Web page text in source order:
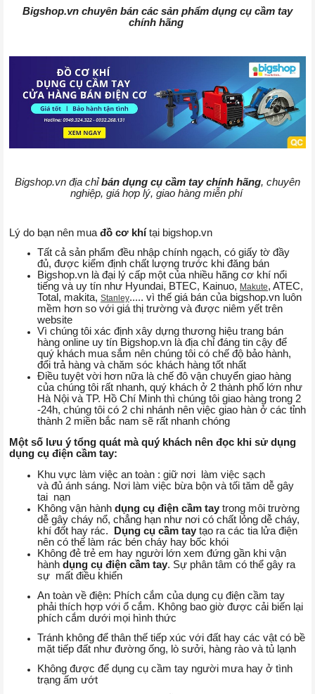
Bigshop.vn chuyên bán các sản phẩm dụng cụ cầm tay
chính hãng
Bigshop.vn địa chỉbán dụng cụ cầm tay chính hãng, chuyên
nghiệp, giá hợp lý, giao hàng miễn phí
Lý do bạn nên muađồ cơ khí tại bigshop.vn
Tất cả sản phẩm đều nhập chính ngạch, có giấy tờ đầy
đủ, được kiểm định chất lượng trước khi đăng bán
Bigshop.vn là đại lý cấp một của nhiều hãng cơ khí nổi
tiếng và uy tín như Hyundai, BTEC, Kainuo, Makute, ATEC,
Total, makita, Stanley..... vì thế giá bán của bigshop.vn luôn
mềm hơn so với giá thị trường và được niêm yết trên
website
Vì chúng tôi xác định xây dựng thương hiệu trang bán
hàng online uy tín Bigshop.vn là địa chỉ đáng tin cậy để
quý khách mua sắm nên chúng tôi có chế độ bảo hành,
đổi trả hàng và chăm sóc khách hàng tốt nhất
Điều tuyệt vời hơn nữa là chế đô vận chuyển giao hàng
của chúng tôi rất nhanh, quý khách ở 2 thành phố lớn như
Hà Nội và TP. Hồ Chí Minh thì chúng tôi giao hàng trong 2
-24h, chúng tôi có 2 chi nhánh nên việc giao hàn ở các tỉnh
thành 2 miền bắc nam sẽ rất nhanh chóng
Một số lưu ý tổng quát mà quý khách nên đọc khi sử dụng
dụng cụ điện cầm tay:
Khu vực làm việc an toàn : giữ nơi làm việc sạch
và đủ ánh sáng. Nơi làm việc bừa bộn và tối tăm dễ gây
tai nạn
Không vận hành dụng cụ điện cầm tay trong môi trường
dễ gây cháy nổ, chẳng hạn như nơi có chất lỏng dễ cháy,
khí đốt hay rác.
Dụng cụ cầm tay tạo ra các tia lửa điện
nên có thế làm rác bén cháy hay bốc khói
Không đẻ trẻ em hay người lớn xem đứng gần khi vận
hành dụng cụ điện cầm tay. Sự phân tâm có thể gây ra
sự mất điều khiển
An toàn về điện: Phích cắm của dụng cụ điện cầm tay
phải thích hợp với ổ cắm. Không bao giờ được cải biến lại
phích cắm dưới mọi hình thức
Tránh không để thân thế tiếp xúc với đất hay các vật có bề
mặt tiếp đất như đường ống, lò sưởi, hàng rào và tủ lạnh
Không được để dụng cụ cầm tay người mưa hay ở tình
trạng ấm ướt